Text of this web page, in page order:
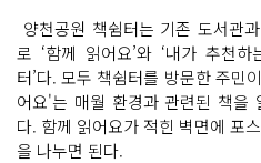
양천공원 책쉼터는 기존 도서관
로 ‘함께 읽어요’와 ‘내가 추천
터’다. 모두 책쉼터를 방문한 주민
어요'는 매월 환경과 관련된 책을
다. 함께 읽어요가 적힌 벽면에 포
을 나누면 된다.